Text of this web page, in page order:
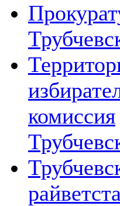
комиссия